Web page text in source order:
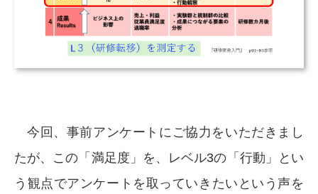
今回、事前アンケートにご協力をいただきまし
たが、この「満足度」を、レベル3の「行動」とい
う観点でアンケートを取っていきたいという声を